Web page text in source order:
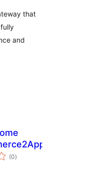
that
and
(0tổng
đánh
)